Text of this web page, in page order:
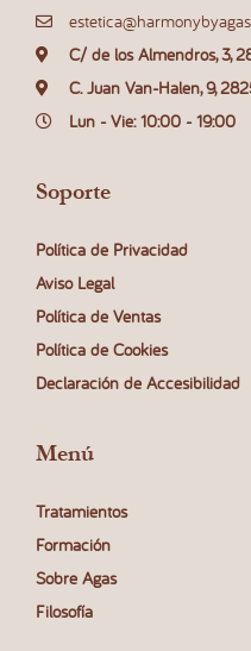
C/ de los Almendros, 3,
C. Juan Van-Halen, 9,
Lun - Vie: 10:00 - 19:00
Soporte
Política de Privacidad
Aviso Legal
Política de Ventas
Política de Cookies
Declaración de Accesibilidad
Menú
Tratamientos
Formación
Sobre Agas
Filosofía